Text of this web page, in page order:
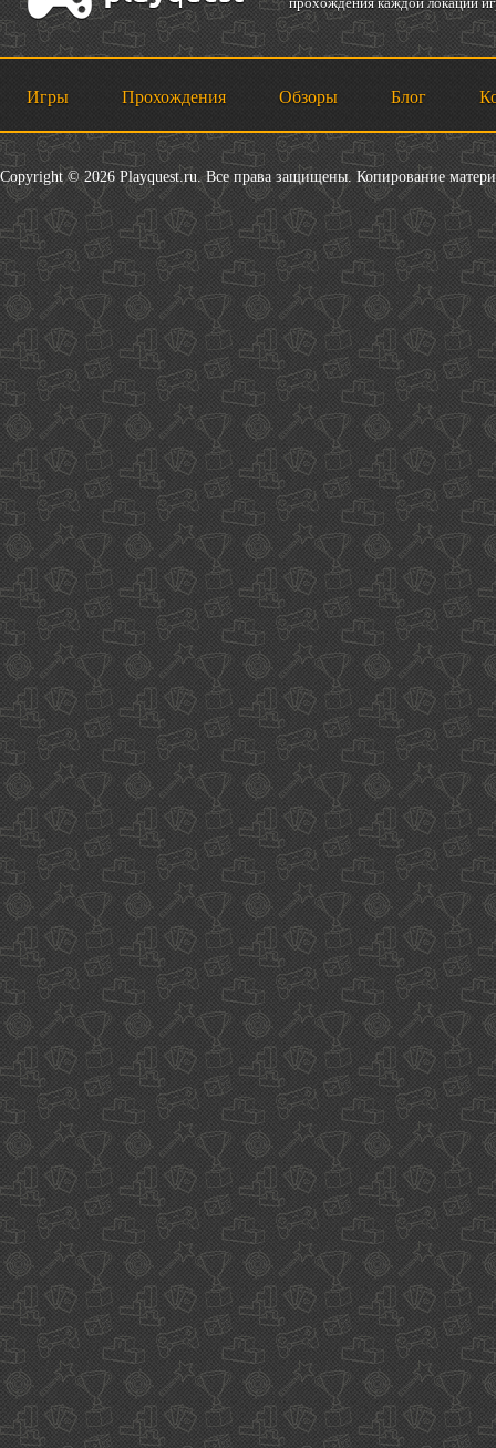
Игры Прохождения Обзоры Блог
Copyright © 2026 Playquest.ru. Все права защищены. Копирование